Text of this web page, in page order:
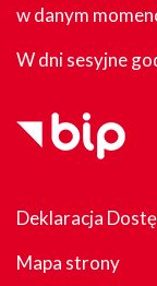
w danym
W dni sesyjne
Deklaracja
Mapa strony